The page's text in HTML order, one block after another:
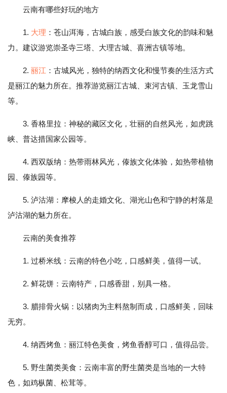
云南有哪些好玩的地方
1. 大理 ：苍山洱海，古城白族，感受白族文化的韵味和魅
力。建议游览崇圣寺三塔、大理古城、喜洲古镇等地。
2. 丽江 ：古城风光，独特的纳西文化和慢节奏的生活方式
是丽江的魅力所在。推荐游览丽江古城、束河古镇、玉龙雪山
等。
3. 香格里拉：神秘的藏区文化，壮丽的自然风光，如虎跳
峡、普达措国家公园等。
4. 西双版纳：热带雨林风光，傣族文化体验，如热带植物
园、傣族园等。
5. 泸沽湖：摩梭人的走婚文化、湖光山色和宁静的村落是
泸沽湖的魅力所在。
云南的美食推荐
1. 过桥米线：云南的特色小吃，口感鲜美，值得一试。
2. 鲜花饼：云南特产，口感香甜，别具一格。
3. 腊排骨火锅：以猪肉为主料熬制而成，口感鲜美，回味
无穷。
4. 纳西烤鱼：丽江特色美食，烤鱼香醇可口，值得品尝。
5. 野生菌类美食：云南丰富的野生菌类是当地的一大特
色，如鸡枞菌、松茸等。